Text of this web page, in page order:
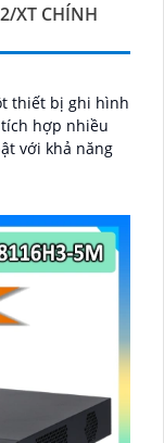
XT CHÍNH
thiết bị ghi hình
hợp nhiều